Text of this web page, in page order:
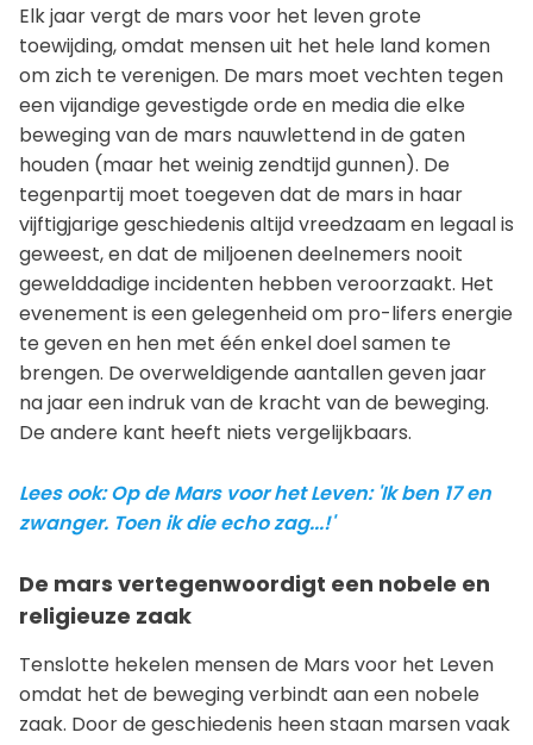
Elk jaar vergt de mars voor het leven grote
toewijding, omdat mensen uit het hele land komen
om zich te verenigen. De mars moet vechten tegen
een vijandige gevestigde orde en media die elke
beweging van de mars nauwlettend in de gaten
houden (maar het weinig zendtijd gunnen). De
tegenpartij moet toegeven dat de mars in haar
vijftigjarige geschiedenis altijd vreedzaam en legaal is
geweest, en dat de miljoenen deelnemers nooit
gewelddadige incidenten hebben veroorzaakt. Het
evenement is een gelegenheid om pro-lifers energie
te geven en hen met één enkel doel samen te
brengen. De overweldigende aantallen geven jaar
na jaar een indruk van de kracht van de beweging.
De andere kant heeft niets vergelijkbaars.
Lees ook: Op de Mars voor het Leven: 'Ik ben 17 en
zwanger. Toen ik die echo zag...!'
De mars vertegenwoordigt een nobele en
religieuze zaak
Tenslotte hekelen mensen de Mars voor het Leven
omdat het de beweging verbindt aan een nobele
zaak. Door de geschiedenis heen staan marsen vaak